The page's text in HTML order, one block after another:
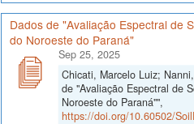
Dados de "Avaliação Espectral de
do Noroeste do Paraná"
Sep 25, 2025
Chicati, Marcelo Luiz;
de "Avaliação Espectral de
Noroeste do Paraná"",
https://doi.org/10.60502/